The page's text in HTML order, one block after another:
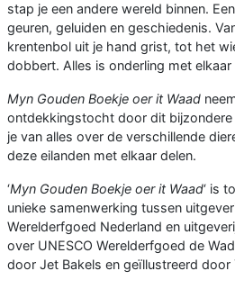
stap je een andere wereld binnen.
geuren, geluiden en geschiedenis.
krentenbol uit je hand grist, tot het
dobbert. Alles is onderling met elkaar
Myn Gouden Boekje oer it Waad
ontdekkingstocht door dit bijzondere
je van alles over de verschillende
deze eilanden met elkaar delen.
‘Myn Gouden Boekje oer it Waad‘ is
unieke samenwerking tussen
Werelderfgoed Nederland en
over UNESCO Werelderfgoed de
door Jet Bakels en geïllustreerd door